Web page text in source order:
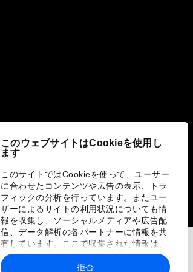
このウェブサイトはCookieを使用し
ます
このサイトではCookieを使って、ユーザー
に合わせたコンテンツや広告の表示、トラ
フィックの分析を行っています。またユー
ザーによるサイトの利用状況についても情
報を収集し、ソーシャルメディアや広告配
信、データ解析の各パートナーに情報を共
有しています。ここで収集された情報は、
ユーザーが各パートナーに提供した他の情
報や各パートナーのサービスを使用した際
拒否